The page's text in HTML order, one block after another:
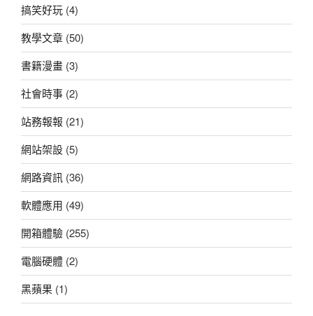
搞笑好玩 (4)
教學文章 (50)
書籍漫畫 (3)
社會時事 (2)
站務報報 (21)
網站架設 (5)
網路資訊 (36)
軟體應用 (49)
開箱體驗 (255)
電腦硬體 (2)
黑蘋果 (1)